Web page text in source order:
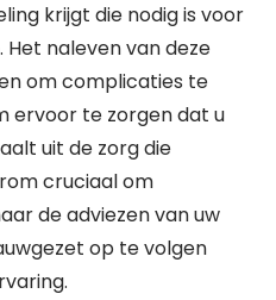
krijgt die nodig is voor
Het naleven van deze
om complicaties te
ervoor te zorgen dat u
uit de zorg die
cruciaal om
de adviezen van uw
op te volgen